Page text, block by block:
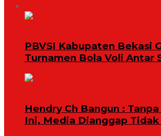
PBVSI Kabupaten Bekasi
Turnamen Bola Voli Antar
Hendry Ch Bangun :
Ini, Media Dianggap Tidak